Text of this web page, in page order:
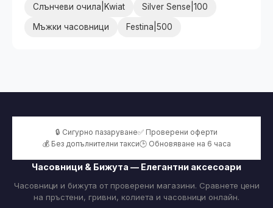
Слънчеви очила|Kwiat Silver Sense|100
Мъжки часовници Festina|500
🔒 Сигурно пазаруване✅ Проверени оферти
💰 Без допълнителни такси🕒 Обновяване на 6 часа
Часовници & Бижута — Елегантни аксесоари
Часовници и бижута от проверени магазини. Сравнете цени
на пръстени, гривни, колиета и часовници онлайн.